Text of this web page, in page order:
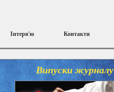
Інтерв'ю Контакти
Випуски журналу